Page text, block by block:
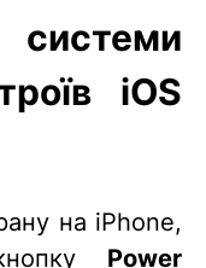
iOS
на iPhone,
Power